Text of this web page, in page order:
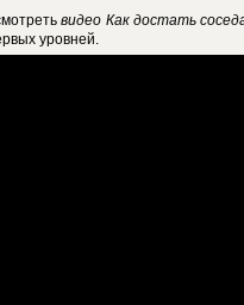
видео Как достать
уровней.